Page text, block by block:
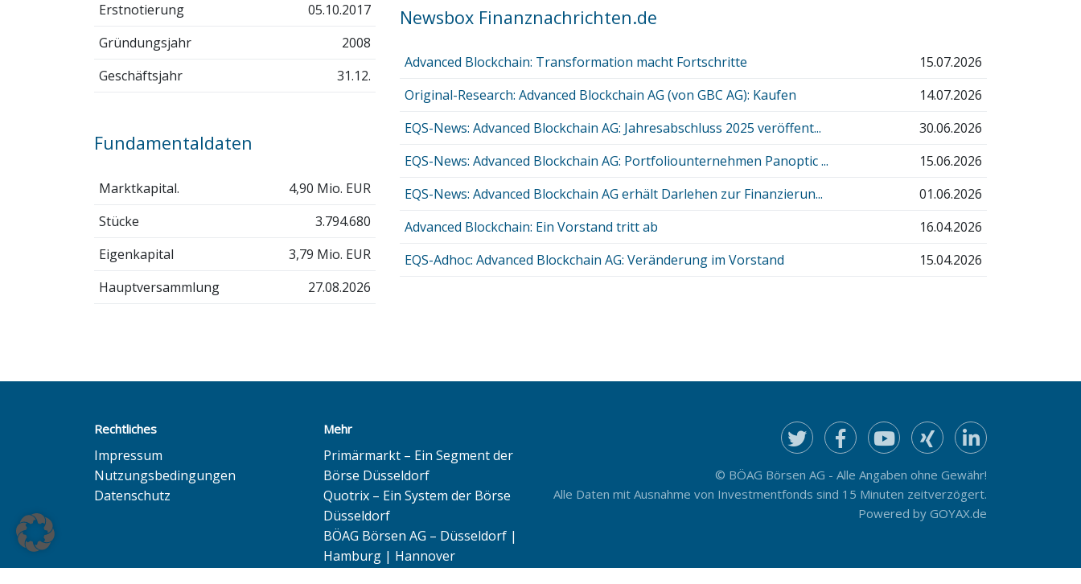
Erstnotierung
05.10.2017
Gründungsjahr
2008
Geschäftsjahr
31.12.
Fundamentaldaten
Marktkapital.
4,90 Mio. EUR
Stücke
3.794.680
Eigenkapital
3,79 Mio. EUR
Hauptversammlung
27.08.2026
Newsbox Finanznachrichten.de
Advanced Blockchain: Transformation macht Fortschritte
15.07.2026
Original-Research: Advanced Blockchain AG (von GBC AG): Kaufen
14.07.2026
EQS-News: Advanced Blockchain AG: Jahresabschluss 2025 veröffent...
30.06.2026
EQS-News: Advanced Blockchain AG: Portfoliounternehmen Panoptic ...
15.06.2026
EQS-News: Advanced Blockchain AG erhält Darlehen zur Finanzierun...
01.06.2026
Advanced Blockchain: Ein Vorstand tritt ab
16.04.2026
EQS-Adhoc: Advanced Blockchain AG: Veränderung im Vorstand
15.04.2026
Rechtliches
Impressum
Nutzungsbedingungen
Datenschutz
Mehr
Primärmarkt – Ein Segment der
Börse Düsseldorf
Quotrix – Ein System der Börse
Düsseldorf
BÖAG Börsen AG – Düsseldorf |
Hamburg | Hannover
© BÖAG Börsen AG - Alle Angaben ohne Gewähr!
Alle Daten mit Ausnahme von Investmentfonds sind 15 Minuten zeitverzögert.
Powered by GOYAX.de